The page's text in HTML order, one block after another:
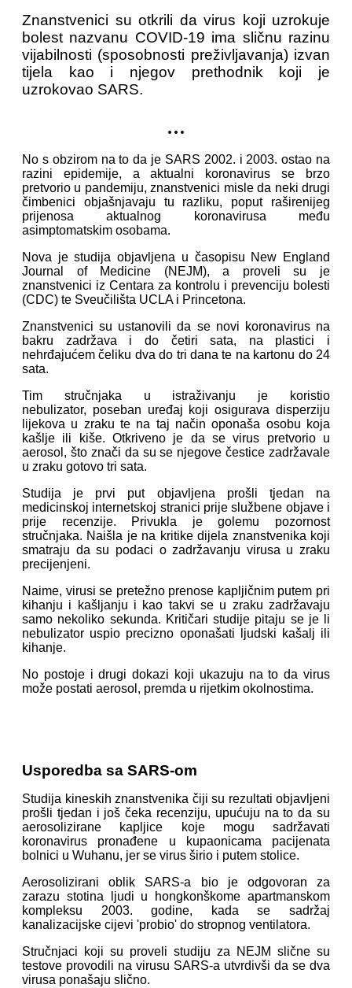
Znanstvenici su otkrili da virus koji uzrokuje
bolest nazvanu COVID-19 ima sličnu razinu
vijabilnosti (sposobnosti preživljavanja) izvan
tijela kao i njegov prethodnik koji je
uzrokovao SARS.
...
No s obzirom na to da je SARS 2002. i 2003. ostao na
razini epidemije, a aktualni koronavirus se brzo
pretvorio u pandemiju, znanstvenici misle da neki drugi
čimbenici objašnjavaju tu razliku, poput raširenijeg
prijenosa aktualnog koronavirusa među
asimptomatskim osobama.
Nova je studija objavljena u časopisu New England
Journal of Medicine (NEJM), a proveli su je
znanstvenici iz Centara za kontrolu i prevenciju bolesti
(CDC) te Sveučilišta UCLA i Princetona.
Znanstvenici su ustanovili da se novi koronavirus na
bakru zadržava i do četiri sata, na plastici i
nehrđajućem čeliku dva do tri dana te na kartonu do 24
sata.
Tim stručnjaka u istraživanju je koristio
nebulizator, poseban uređaj koji osigurava disperziju
lijekova u zraku te na taj način oponaša osobu koja
kašlje ili kiše. Otkriveno je da se virus pretvorio u
aerosol, što znači da su se njegove čestice zadržavale
u zraku gotovo tri sata.
Studija je prvi put objavljena prošli tjedan na
medicinskoj internetskoj stranici prije službene objave i
prije recenzije. Privukla je golemu pozornost
stručnjaka. Naišla je na kritike dijela znanstvenika koji
smatraju da su podaci o zadržavanju virusa u zraku
precijenjeni.
Naime, virusi se pretežno prenose kapljičnim putem pri
kihanju i kašljanju i kao takvi se u zraku zadržavaju
samo nekoliko sekunda. Kritičari studije pitaju se je li
nebulizator uspio precizno oponašati ljudski kašalj ili
kihanje.
No postoje i drugi dokazi koji ukazuju na to da virus
može postati aerosol, premda u rijetkim okolnostima.
Usporedba sa SARS-om
Studija kineskih znanstvenika čiji su rezultati objavljeni
prošli tjedan i još čeka recenziju, upućuju na to da su
aerosolizirane kapljice koje mogu sadržavati
koronavirus pronađene u kupaonicama pacijenata
bolnici u Wuhanu, jer se virus širio i putem stolice.
Aerosolizirani oblik SARS-a bio je odgovoran za
zarazu stotina ljudi u hongkonškome apartmanskom
kompleksu 2003. godine, kada se sadržaj
kanalizacijske cijevi 'probio' do stropnog ventilatora.
Stručnjaci koji su proveli studiju za NEJM slične su
testove provodili na virusu SARS-a utvrdivši da se dva
virusa ponašaju slično.